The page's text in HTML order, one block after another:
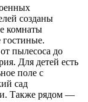
созданы
комнаты
пылесоса до
Для детей есть
поле с
сад
Также рядом —